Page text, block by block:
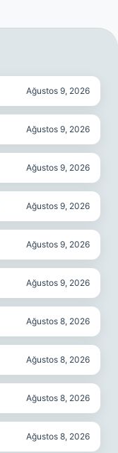
Ağustos 9, 2026
Ağustos 9, 2026
Ağustos 9, 2026
Ağustos 9, 2026
Ağustos 9, 2026
Ağustos 9, 2026
Ağustos 8, 2026
Ağustos 8, 2026
Ağustos 8, 2026
Ağustos 8, 2026